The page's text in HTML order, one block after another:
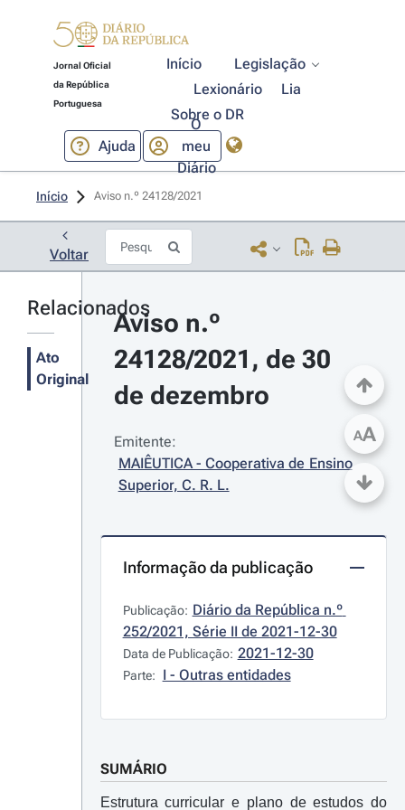
Jornal Oficial
da República
Portuguesa
Início
Legislação
Lexionário
Lia
Sobre o DR
Ajuda
O
meu
Diário
Início Aviso n.º 24128/2021
Voltar
Relacionados
Ato
Original
Aviso n.º
24128/2021, de 30
de dezembro
Emitente:
MAIÊUTICA - Cooperativa de Ensino
Superior, C. R. L.
Informação da publicação
Publicação: Diário da República n.º
252/2021, Série II de 2021-12-30
Data de Publicação: 2021-12-30
Parte: I - Outras entidades
SUMÁRIO
Estrutura curricular e plano de estudos do
AA